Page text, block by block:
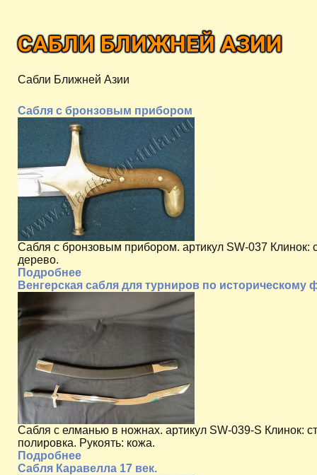
САБЛИ БЛИЖНЕЙ АЗИИ
Сабли Ближней Азии
Сабля с бронзовым прибором
Сабля с бронзовым прибором. артикул SW-037 Клинок:
дерево.
Подробнее
Венгерская сабля для турниров по историческому
Сабля с елманью в ножнах. артикул SW-039-S Клинок:
полировка. Рукоять: кожа.
Подробнее
Сабля Каравелла 17 век.